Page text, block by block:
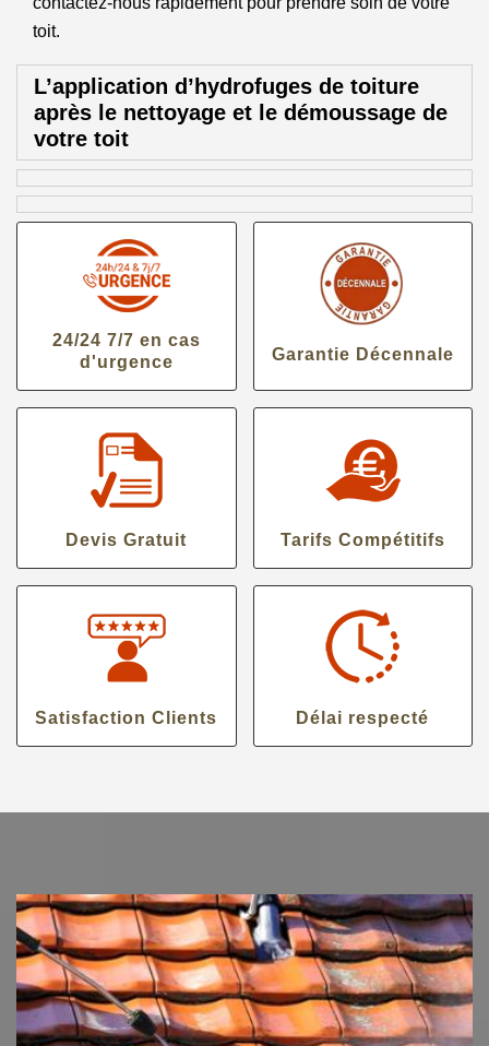
toit.
L’application d’hydrofuges de toiture
après le nettoyage et le démoussage de
votre toit
24/24 7/7 en cas
d'urgence
Garantie Décennale
Devis Gratuit Tarifs Compétitifs
Satisfaction Clients Délai respecté